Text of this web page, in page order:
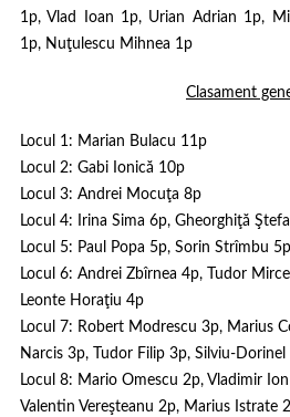
1p, Vlad Ioan 1p, Urian Adrian 1p,
1p, Nuţulescu Mihnea 1p
Clasament
Locul 1: Marian Bulacu 11p
Locul 2: Gabi Ionică 10p
Locul 3: Andrei Mocuţa 8p
Locul 4: Irina Sima 6p, Gheorghiţă
Locul 5: Paul Popa 5p, Sorin Strîmbu 5p
Locul 6: Andrei Zbîrnea 4p, Tudor
Leonte Horaţiu 4p
Locul 7: Robert Modrescu 3p, Marius
Narcis 3p, Tudor Filip 3p, Silviu-
Locul 8: Mario Omescu 2p, Vladimir
Valentin Vereşteanu 2p, Marius Istrate